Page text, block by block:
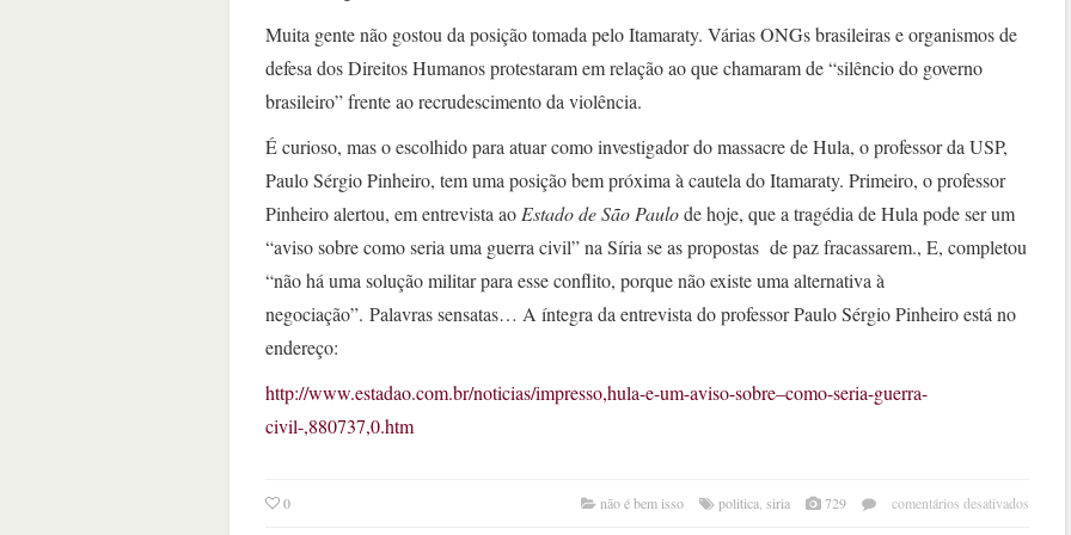
Muita gente não gostou da posição tomada pelo Itamaraty. Várias ONGs brasileiras e organismos de
defesa dos Direitos Humanos protestaram em relação ao que chamaram de “silêncio do governo
brasileiro” frente ao recrudescimento da violência.
É curioso, mas o escolhido para atuar como investigador do massacre de Hula, o professor da USP,
Paulo Sérgio Pinheiro, tem uma posição bem próxima à cautela do Itamaraty. Primeiro, o professor
Pinheiro alertou, em entrevista aoEstado de São Paulode hoje, que a tragédia de Hula pode ser um
“aviso sobre como seria uma guerra civil” na Síria se as propostas de paz fracassarem., E, completou
“não há uma solução militar para esse conflito, porque não existe uma alternativa à
negociação”. Palavras sensatas… A íntegra da entrevista do professor Paulo Sérgio Pinheiro está no
endereço:
http://www.estadao.com.br/noticias/impresso,hula-e-um-aviso-sobre–como-seria-guerra-
civil-,880737,0.htm
0 não é bem isso politica, siria 729 comentários desativados